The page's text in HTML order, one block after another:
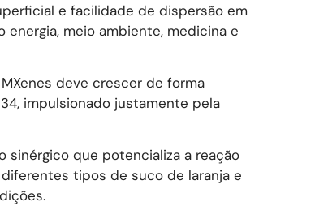
e facilidade de dispersão em
meio ambiente, medicina e
deve crescer de forma
impulsionado justamente pela
sinérgico que potencializa a reação
tipos de suco de laranja e